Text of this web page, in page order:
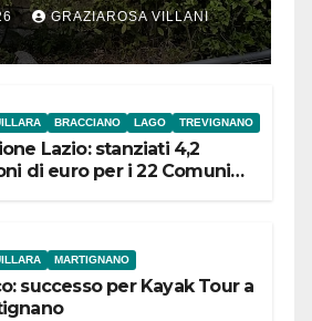
GRAZIAROSA VILLANI
BRACCIANO LAGO TREVIGNANO
Lazio: stanziati 4,2
di euro per i 22 Comuni
MARTIGNANO
successo per Kayak Tour a